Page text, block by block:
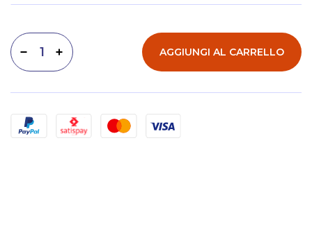
Aumenta quantità
Diminuisci quantità AGGIUNGI AL CARRELLO
Metodi di pagamento